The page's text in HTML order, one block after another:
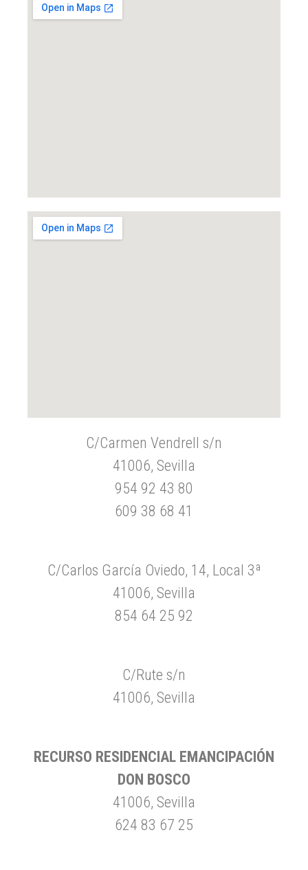
C/Carmen Vendrell s/n
41006, Sevilla
954 92 43 80
609 38 68 41
C/Carlos García Oviedo, 14, Local 3ª
41006, Sevilla
854 64 25 92
C/Rute s/n
41006, Sevilla
RECURSO RESIDENCIAL EMANCIPACIÓN
DON BOSCO
41006, Sevilla
624 83 67 25